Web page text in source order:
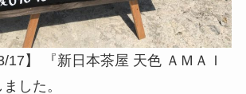
17】 『新日本茶屋 天色 ＡＭＡＩ
した。